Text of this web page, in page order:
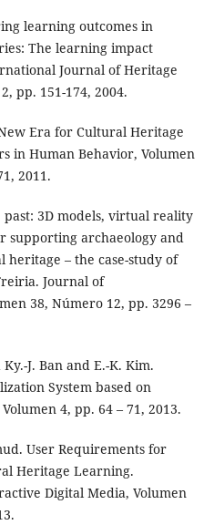
learning outcomes in
The learning impact
Journal of Heritage
pp. 151-174, 2004.
Era for Cultural Heritage
in Human Behavior, Volumen
2011.
past: 3D models, virtual reality
supporting archaeology and
– the case-study of
Journal of
38, Número 12, pp. 3296 –
J. Ban and E.-K. Kim.
System based on
4, pp. 64 – 71, 2013.
User Requirements for
Heritage Learning.
Digital Media, Volumen